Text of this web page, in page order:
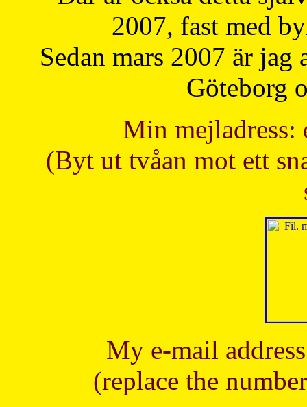
2007, fast med
Sedan mars 2007 är
Göteborg
Min mejladress:
(Byt ut tvåan mot ett
My e-mail
(replace the